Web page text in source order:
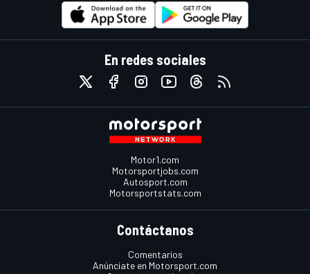
En redes sociales
Motor1.com
Motorsportjobs.com
Autosport.com
Motorsportstats.com
Contáctanos
Comentarios
Anúnciate en Motorsport.com